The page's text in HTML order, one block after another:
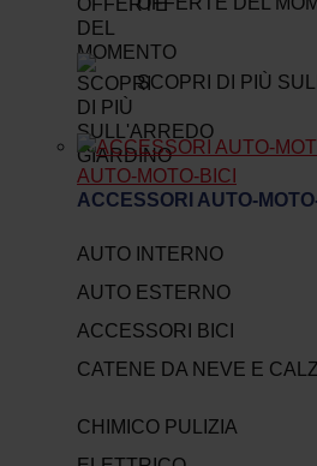
SCOPRI DI PIÙ
AUTO-MOTO-BICI
ACCESSORI AUTO-
AUTO INTERNO
AUTO ESTERNO
ACCESSORI BICI
CATENE DA NEVE E
CHIMICO PULIZIA